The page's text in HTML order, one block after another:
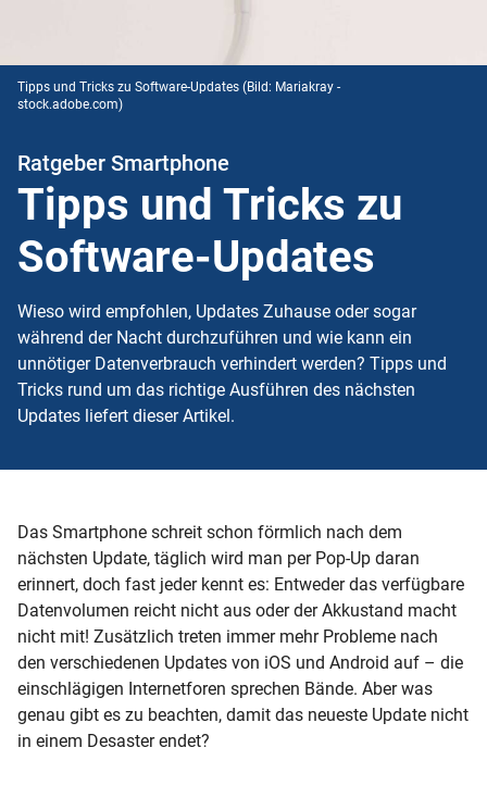
Tipps und Tricks zu Software-Updates (Bild: Mariakray -
stock.adobe.com)
Ratgeber Smartphone
Tipps und Tricks zu
Software-Updates
Wieso wird empfohlen, Updates Zuhause oder sogar
während der Nacht durchzuführen und wie kann ein
unnötiger Datenverbrauch verhindert werden? Tipps und
Tricks rund um das richtige Ausführen des nächsten
Updates liefert dieser Artikel.
Das Smartphone schreit schon förmlich nach dem
nächsten Update, täglich wird man per Pop-Up daran
erinnert, doch fast jeder kennt es: Entweder das verfügbare
Datenvolumen reicht nicht aus oder der Akkustand macht
nicht mit! Zusätzlich treten immer mehr Probleme nach
den verschiedenen Updates von iOS und Android auf – die
einschlägigen Internetforen sprechen Bände. Aber was
genau gibt es zu beachten, damit das neueste Update nicht
in einem Desaster endet?